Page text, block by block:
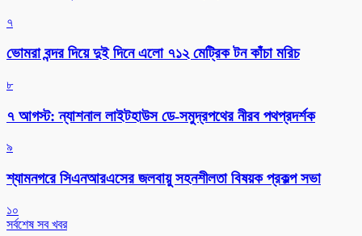
৭
ভোমরা বন্দর দিয়ে দুই দিনে এলো ৭১২ মেট্রিক টন কাঁচা মরিচ
৮
৭ আগস্ট: ন্যাশনাল লাইটহাউস ডে-সমুদ্রপথের নীরব পথপ্রদর্শক
৯
শ্যামনগরে সিএনআরএসের জলবায়ু সহনশীলতা বিষয়ক প্রকল্প সভা
১০
সর্বশেষ সব খবর